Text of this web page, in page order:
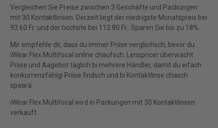
Vergleichen Sie Preise zwischen 3 Geschäfte und Packungen
mit 30 Kontaktlinsen. Derzeit liegt der niedrigste Monatspreis bei
93.60 Fr. und der höchste bei 113.80 Fr.. Sparen Sie bis zu 18%.
Mir empfehle dir, dass du immer Priise vergliichsch, bevor du
iWear Flex Multifocal online chaufsch. Lenspricer überwacht
Priise und Aagebot täglich bi mehrere Händler, damit du eifach
konkurrenzfähigi Priise findsch und bi Kontaktlinse chasch
spaarä.
iWear Flex Multifocal wird in Packungen mit 30 Kontaktlinsen
verkauft.